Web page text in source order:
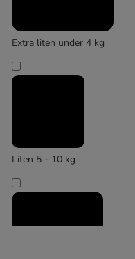
Icepeak Pet
Extra liten under 4 kg
Liten 5 - 10 kg